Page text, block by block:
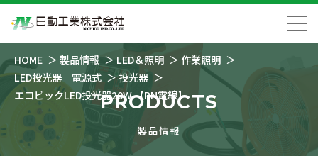
HOME 製品情報 LED＆照明
作業照明
LED投光器 電源式
投光器
エコビックLED投光器20W 【PN電線】
PRODUCTS
製品情報